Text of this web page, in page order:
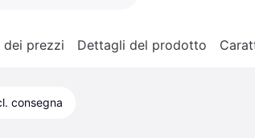
dei prezzi Dettagli del prodotto
consegna